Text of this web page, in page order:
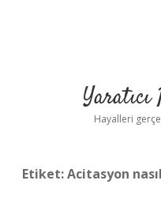
Hayalleri
Etiket:Acitasyon